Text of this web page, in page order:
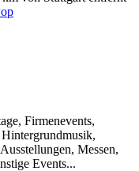
Firmenevents,
Messen,
Events...